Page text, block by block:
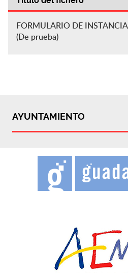
FORMULARIO DE INSTANCIA
(De prueba)
AYUNTAMIENTO